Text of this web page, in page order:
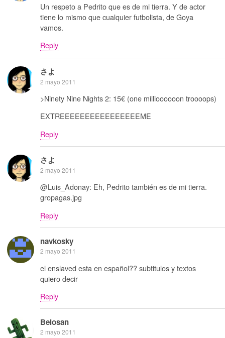
Un respeto a Pedrito que es de mi tierra. Y de actor
tiene lo mismo que cualquier futbolista, de Goya
vamos.
Reply
さよ
2 mayo 2011
>Ninety Nine Nights 2: 15€ (one millioooooon troooops)
EXTREEEEEEEEEEEEEEEEME
Reply
さよ
2 mayo 2011
@Luis_Adonay: Eh, Pedrito también es de mi tierra.
gropagas.jpg
Reply
navkosky
2 mayo 2011
el enslaved esta en español?? subtitulos y textos
quiero decir
Reply
Belosan
2 mayo 2011